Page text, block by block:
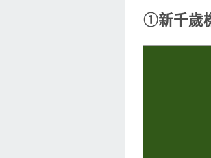
①新千歲